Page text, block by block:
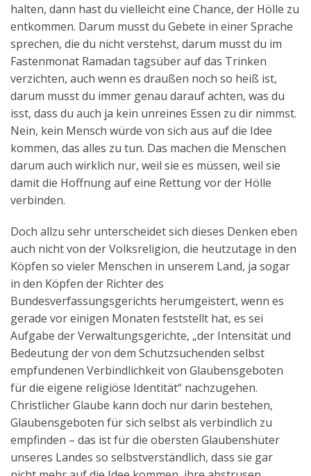
halten, dann hast du vielleicht eine Chance, der Hölle zu
entkommen. Darum musst du Gebete in einer Sprache
sprechen, die du nicht verstehst, darum musst du im
Fastenmonat Ramadan tagsüber auf das Trinken
verzichten, auch wenn es draußen noch so heiß ist,
darum musst du immer genau darauf achten, was du
isst, dass du auch ja kein unreines Essen zu dir nimmst.
Nein, kein Mensch würde von sich aus auf die Idee
kommen, das alles zu tun. Das machen die Menschen
darum auch wirklich nur, weil sie es müssen, weil sie
damit die Hoffnung auf eine Rettung vor der Hölle
verbinden.
Doch allzu sehr unterscheidet sich dieses Denken eben
auch nicht von der Volksreligion, die heutzutage in den
Köpfen so vieler Menschen in unserem Land, ja sogar
in den Köpfen der Richter des
Bundesverfassungsgerichts herumgeistert, wenn es
gerade vor einigen Monaten feststellt hat, es sei
Aufgabe der Verwaltungsgerichte, „der Intensität und
Bedeutung der von dem Schutzsuchenden selbst
empfundenen Verbindlichkeit von Glaubensgeboten
für die eigene religiöse Identität“ nachzugehen.
Christlicher Glaube kann doch nur darin bestehen,
Glaubensgeboten für sich selbst als verbindlich zu
empfinden – das ist für die obersten Glaubenshüter
unseres Landes so selbstverständlich, dass sie gar